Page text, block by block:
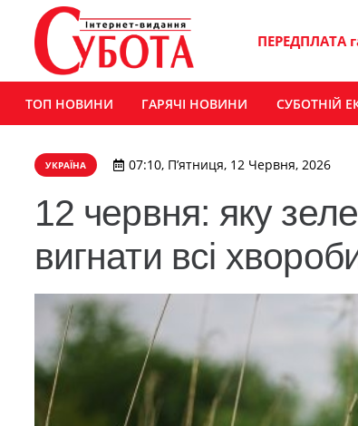
ПЕРЕДПЛАТА
ТОП НОВИНИ ГАРЯЧІ НОВИНИ СУБОТНІЙ
УКРАЇНА 07:10, П’ятниця, 12 Червня, 2026
12 червня: яку
вигнати всі